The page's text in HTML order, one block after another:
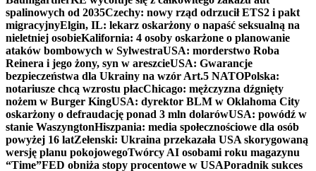
spalinowych od 2035Czechy: nowy rząd odrzucił ETS2 i pakt
migracyjnyElgin, IL: lekarz oskarżony o napaść seksualną na
nieletniej osobieKalifornia: 4 osoby oskarżone o planowanie
ataków bombowych w SylwestraUSA: morderstwo Roba
Reinera i jego żony, syn w areszcieUSA: Gwarancje
bezpieczeństwa dla Ukrainy na wzór Art.5 NATOPolska:
notariusze chcą wzrostu płacChicago: mężczyzna dźgnięty
nożem w Burger KingUSA: dyrektor BLM w Oklahoma City
oskarżony o defraudację ponad 3 mln dolarówUSA: powódź w
stanie WaszyngtonHiszpania: media społecznościowe dla osób
powyżej 16 latZełenski: Ukraina przekazała USA skorygowaną
wersję planu pokojowegoTwórcy AI osobami roku magazynu
“Time”FED obniża stopy procentowe w USAPoradnik sukces